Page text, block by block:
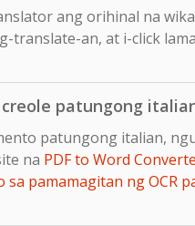
ang orihinal na
translate-an, at i-click
patungong
patungong italian,
na PDF to Word
sa pamamagitan ng OCR